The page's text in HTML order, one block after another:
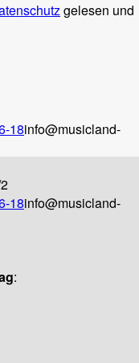
gelesen und
18info@musicland-
18info@musicland-
: